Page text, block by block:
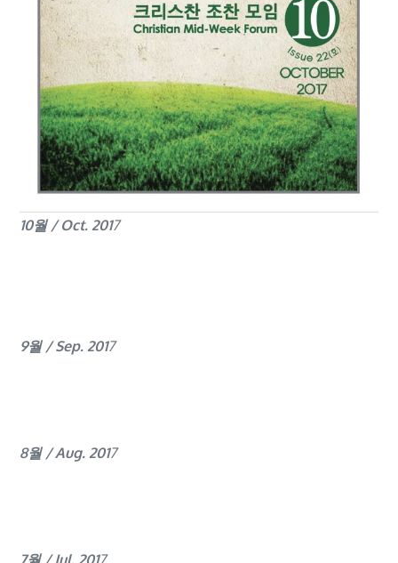
10월 / Oct. 2017
9월 / Sep. 2017
8월 / Aug. 2017
7월 / Jul. 2017